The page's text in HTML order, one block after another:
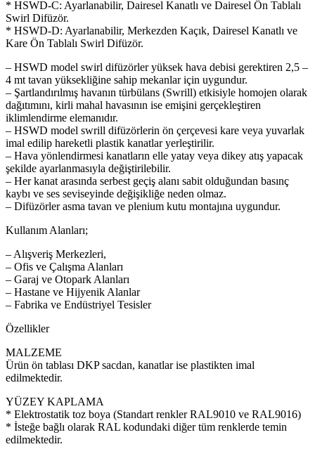
* HSWD-C: Ayarlanabilir, Dairesel Kanatlı ve Dairesel Ön Tablalı
Swirl Difüzör.
* HSWD-D: Ayarlanabilir, Merkezden Kaçık, Dairesel Kanatlı ve
Kare Ön Tablalı Swirl Difüzör.
– HSWD model swirl difüzörler yüksek hava debisi gerektiren 2,5 –
4 mt tavan yüksekliğine sahip mekanlar için uygundur.
– Şartlandırılmış havanın türbülans (Swrill) etkisiyle homojen olarak
dağıtımını, kirli mahal havasının ise emişini gerçekleştiren
iklimlendirme elemanıdır.
– HSWD model swrill difüzörlerin ön çerçevesi kare veya yuvarlak
imal edilip hareketli plastik kanatlar yerleştirilir.
– Hava yönlendirmesi kanatların elle yatay veya dikey atış yapacak
şekilde ayarlanmasıyla değiştirilebilir.
– Her kanat arasında serbest geçiş alanı sabit olduğundan basınç
kaybı ve ses seviseyinde değişikliğe neden olmaz.
– Difüzörler asma tavan ve plenium kutu montajına uygundur.
Kullanım Alanları;
– Alışveriş Merkezleri,
– Ofis ve Çalışma Alanları
– Garaj ve Otopark Alanları
– Hastane ve Hijyenik Alanlar
– Fabrika ve Endüstriyel Tesisler
Özellikler
MALZEME
Ürün ön tablası DKP sacdan, kanatlar ise plastikten imal
edilmektedir.
YÜZEY KAPLAMA
* Elektrostatik toz boya (Standart renkler RAL9010 ve RAL9016)
* İsteğe bağlı olarak RAL kodundaki diğer tüm renklerde temin
edilmektedir.